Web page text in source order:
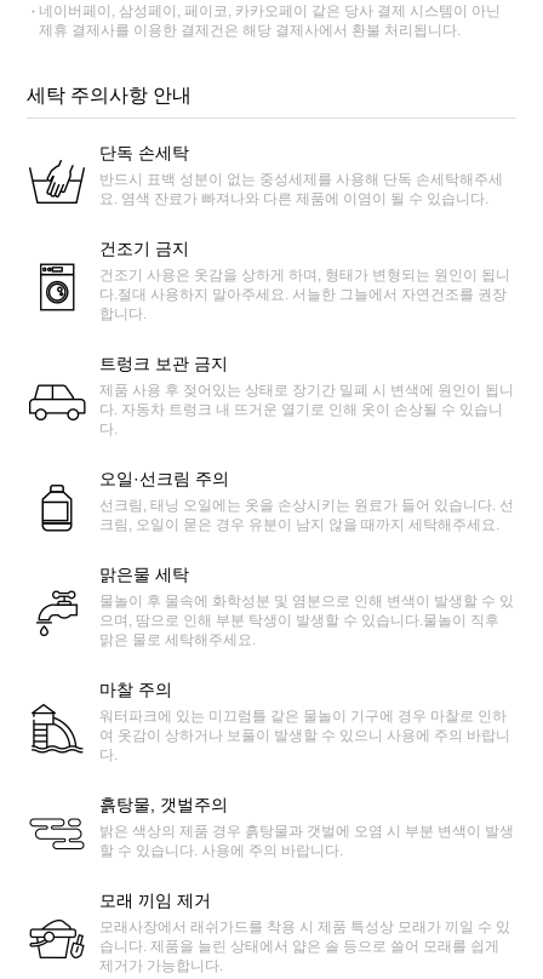
네이버페이, 삼성페이, 페이코, 카카오페이 같은 당사 결제 시스템이 아닌
제휴 결제사를 이용한 결제건은 해당 결제사에서 환불 처리됩니다.
세탁 주의사항 안내
단독 손세탁
반드시 표백 성분이 없는 중성세제를 사용해 단독 손세탁해주세
요. 염색 잔료가 빠져나와 다른 제품에 이염이 될 수 있습니다.
건조기 금지
건조기 사용은 옷감을 상하게 하며, 형태가 변형되는 원인이 됩니
다.절대 사용하지 말아주세요. 서늘한 그늘에서 자연건조를 권장
합니다.
트렁크 보관 금지
제품 사용 후 젖어있는 상태로 장기간 밀폐 시 변색에 원인이 됩니
다. 자동차 트렁크 내 뜨거운 열기로 인해 옷이 손상될 수 있습니
다.
오일·선크림 주의
선크림, 태닝 오일에는 옷을 손상시키는 원료가 들어 있습니다. 선
크림, 오일이 묻은 경우 유분이 남지 않을 때까지 세탁해주세요.
맑은물 세탁
물놀이 후 물속에 화학성분 및 염분으로 인해 변색이 발생할 수 있
으며, 땀으로 인해 부분 탁생이 발생할 수 있습니다.물놀이 직후
맑은 물로 세탁해주세요.
마찰 주의
워터파크에 있는 미끄럼틀 같은 물놀이 기구에 경우 마찰로 인하
여 옷감이 상하거나 보풀이 발생할 수 있으니 사용에 주의 바랍니
다.
흙탕물, 갯벌주의
밝은 색상의 제품 경우 흙탕물과 갯벌에 오염 시 부분 변색이 발생
할 수 있습니다. 사용에 주의 바랍니다.
모래 끼임 제거
모래사장에서 래쉬가드를 착용 시 제품 특성상 모래가 끼일 수 있
습니다. 제품을 늘린 상태에서 얇은 솔 등으로 쓸어 모래를 쉽게
제거가 가능합니다.